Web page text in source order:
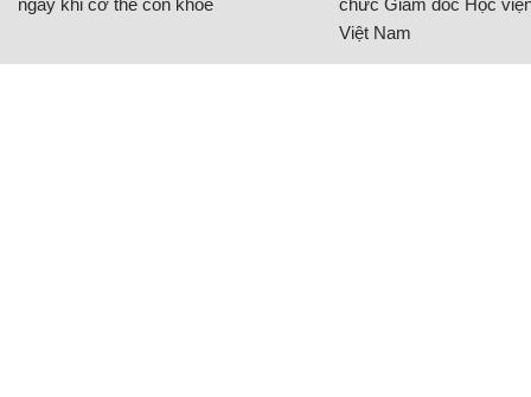
ngay khi cơ thể còn khỏe
chức Giám đốc Học
Việt Nam